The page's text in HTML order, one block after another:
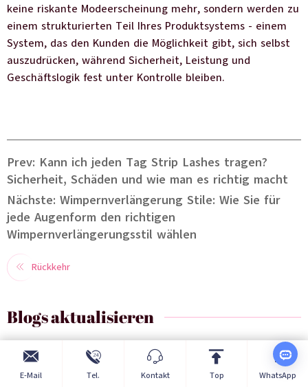
keine riskante Modeerscheinung mehr, sondern werden zu
einem strukturierten Teil Ihres Produktsystems - einem
System, das den Kunden die Möglichkeit gibt, sich selbst
auszudrücken, während Sicherheit, Leistung und
Geschäftslogik fest unter Kontrolle bleiben.
Prev: Kann ich jeden Tag Strip Lashes tragen?
Sicherheit, Schäden und wie man es richtig macht
Nächste: Wimpernverlängerung Stile: Wie Sie für
jede Augenform den richtigen
Wimpernverlängerungsstil wählen
Rückkehr
Blogs aktualisieren
E-Mail Tel. Kontakt Top WhatsApp